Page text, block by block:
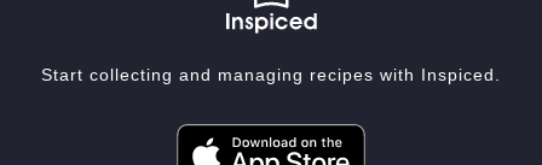
Start collecting and managing recipes with Inspiced.